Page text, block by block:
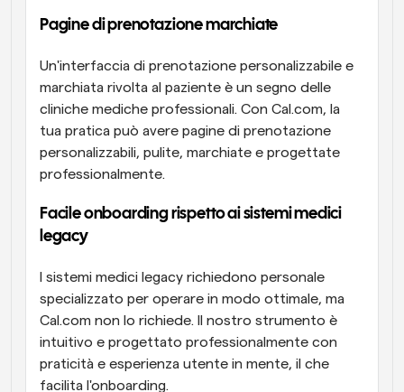
Pagine di prenotazione marchiate
Un'interfaccia di prenotazione personalizzabile e
marchiata rivolta al paziente è un segno delle
cliniche mediche professionali. Con Cal.com, la
tua pratica può avere pagine di prenotazione
personalizzabili, pulite, marchiate e progettate
professionalmente.
Facile onboarding rispetto ai sistemi medici
legacy
I sistemi medici legacy richiedono personale
specializzato per operare in modo ottimale, ma
Cal.com non lo richiede. Il nostro strumento è
intuitivo e progettato professionalmente con
praticità e esperienza utente in mente, il che
facilita l'onboarding.